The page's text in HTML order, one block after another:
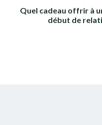
Quel cadeau offrir à
début de